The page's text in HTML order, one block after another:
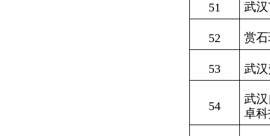
51 武
52 赏
53 武
54
武
卓